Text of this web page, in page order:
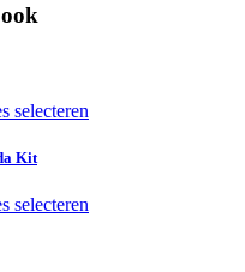
selecteren
Deze
Kit
selecteren